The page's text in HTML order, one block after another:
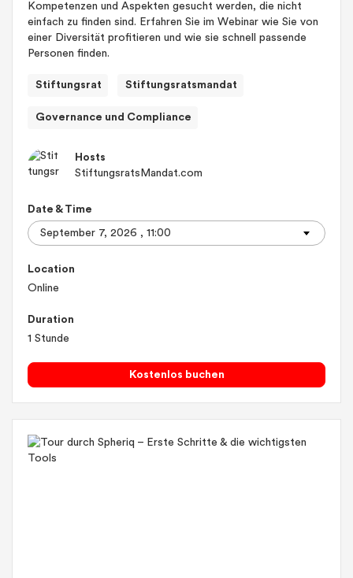
Kompetenzen und Aspekten gesucht werden, die nicht
einfach zu finden sind. Erfahren Sie im Webinar wie Sie von
einer Diversität profitieren und wie sie schnell passende
Personen finden.
Stiftungsrat Stiftungsratsmandat
Governance und Compliance
Hosts
StiftungsratsMandat.com
Date & Time
Location
Online
Duration
1 Stunde
Kostenlos buchen